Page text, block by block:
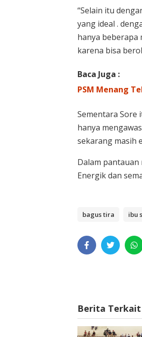
“Selain itu
yang ideal .
hanya beberapa
karena bisa
Baca Juga :
PSM Menang
Sementara Sore
hanya
sekarang masih
Dalam
Energik dan
bagus tira ibu
Berita Terkait